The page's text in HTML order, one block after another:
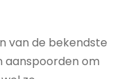
van de bekendste
aanspoorden om